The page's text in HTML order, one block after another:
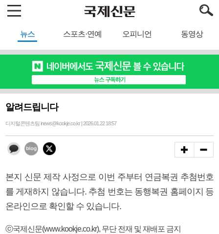
뉴스 스포츠·연예 오피니언 동영상
알려드립니다
디지털콘텐츠팀 inews@kookje.co.kr | 2026.01.22 18:57
본지 신문 제작 사정으로 이번 주부터 연금복권 추첨번호
를 게재하지 않습니다. 추첨 번호는 동행복권 홈페이지 등
온라인으로 확인할 수 있습니다.
ⓒ국제신문(www.kookje.co.kr), 무단 전재 및 재배포 금지